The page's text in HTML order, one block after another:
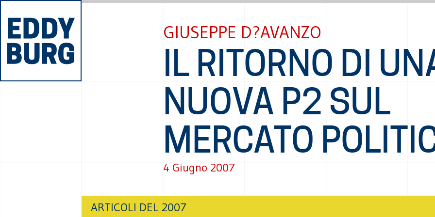
GIUSEPPE D?AVANZO
IL RITORNO DI
NUOVA P2 SUL
MERCATO
4 Giugno 2007
ARTICOLI DEL 2007